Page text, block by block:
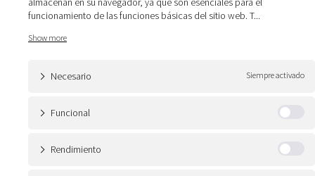
funcionamiento de las funciones básicas del sitio web. T...
Necesario Siempre activado
Funcional
Rendimiento